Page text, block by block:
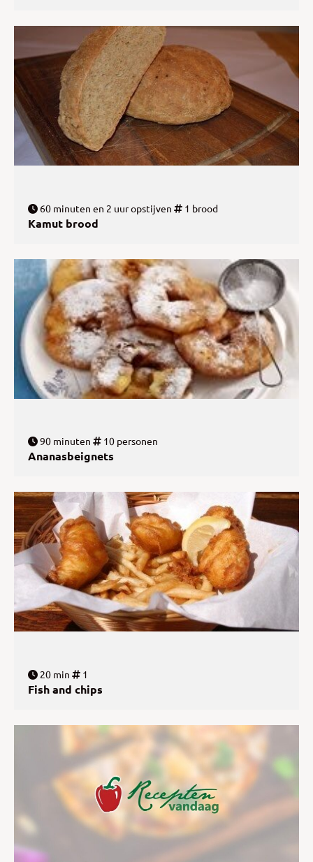
60 minuten en 2 uur opstijven 1 brood
Kamut brood
90 minuten 10 personen
Ananasbeignets
20 min 1
Fish and chips